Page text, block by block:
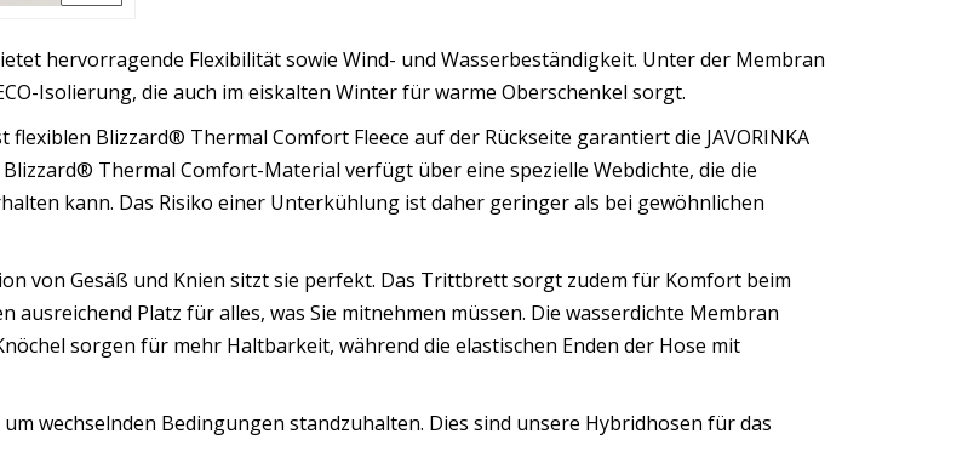
hervorragende Flexibilität sowie Wind- und Wasserbeständigkeit. Unter der Membran
Isolierung, die auch im eiskalten Winter für warme Oberschenkel sorgt.
Blizzard® Thermal Comfort Fleece auf der Rückseite garantiert die JAVORINKA
Thermal Comfort-Material verfügt über eine spezielle Webdichte, die die
kann. Das Risiko einer Unterkühlung ist daher geringer als bei gewöhnlichen
von Gesäß und Knien sitzt sie perfekt. Das Trittbrett sorgt zudem für Komfort beim
ausreichend Platz für alles, was Sie mitnehmen müssen. Die wasserdichte Membran
sorgen für mehr Haltbarkeit, während die elastischen Enden der Hose mit
wechselnden Bedingungen standzuhalten. Dies sind unsere Hybridhosen für das